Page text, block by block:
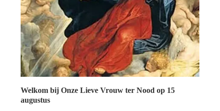
Welkom bij Onze Lieve Vrouw ter Nood op 15
augustus